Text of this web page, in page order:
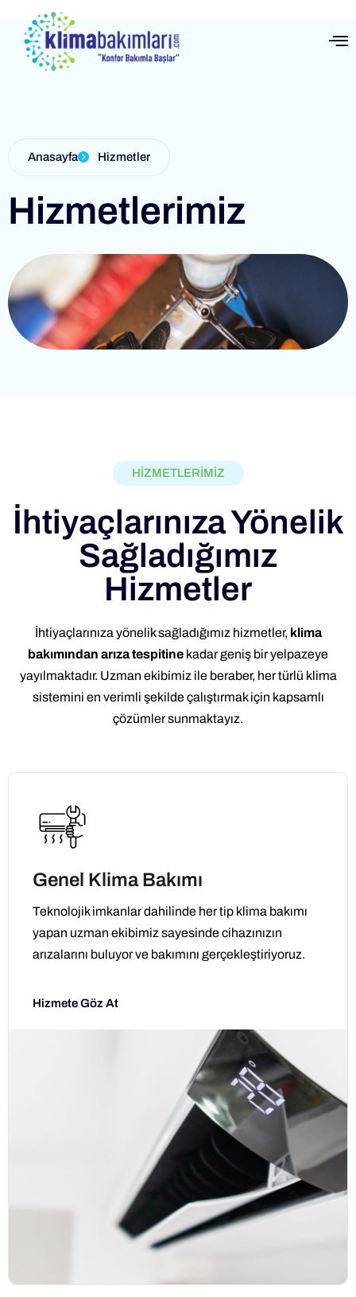
Anasayfa Hizmetler
Hizmetlerimiz
HİZMETLERİMİZ
İhtiyaçlarınıza Yönelik
Sağladığımız
Hizmetler
İhtiyaçlarınıza yönelik sağladığımız hizmetler, klima
bakımından arıza tespitine kadar geniş bir yelpazeye
yayılmaktadır. Uzman ekibimiz ile beraber, her türlü klima
sistemini en verimli şekilde çalıştırmak için kapsamlı
çözümler sunmaktayız.
Genel Klima Bakımı
Teknolojik imkanlar dahilinde her tip klima bakımı
yapan uzman ekibimiz sayesinde cihazınızın
arızalarını buluyor ve bakımını gerçekleştiriyoruz.
Hizmete Göz At